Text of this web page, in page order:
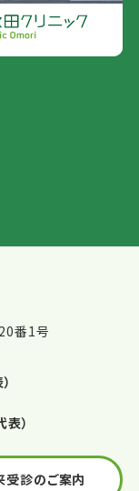
番1号
表）
受診のご案内